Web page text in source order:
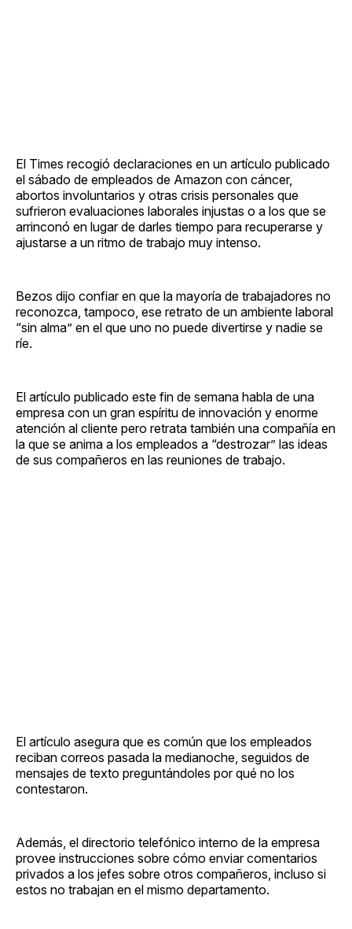
El Times recogió declaraciones en un artículo publicado
el sábado de empleados de Amazon con cáncer,
abortos involuntarios y otras crisis personales que
sufrieron evaluaciones laborales injustas o a los que se
arrinconó en lugar de darles tiempo para recuperarse y
ajustarse a un ritmo de trabajo muy intenso.
Bezos dijo confiar en que la mayoría de trabajadores no
reconozca, tampoco, ese retrato de un ambiente laboral
“sin alma” en el que uno no puede divertirse y nadie se
ríe.
El artículo publicado este fin de semana habla de una
empresa con un gran espíritu de innovación y enorme
atención al cliente pero retrata también una compañía en
la que se anima a los empleados a “destrozar” las ideas
de sus compañeros en las reuniones de trabajo.
El artículo asegura que es común que los empleados
reciban correos pasada la medianoche, seguidos de
mensajes de texto preguntándoles por qué no los
contestaron.
Además, el directorio telefónico interno de la empresa
provee instrucciones sobre cómo enviar comentarios
privados a los jefes sobre otros compañeros, incluso si
estos no trabajan en el mismo departamento.